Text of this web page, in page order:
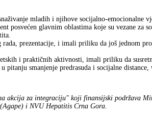
mladih i njihove socijalno-emocionalne
posvećen glavnim oblastima koje su vezane za
prezentacije, i imali priliku da još jednom
i praktičnih aktivnosti, imali priliku da
pitanju smanjenje predrasuda i socijalne distance,
akcija za integraciju" koji finansijski podržava
i NVU Hepatitis Crna Gora.